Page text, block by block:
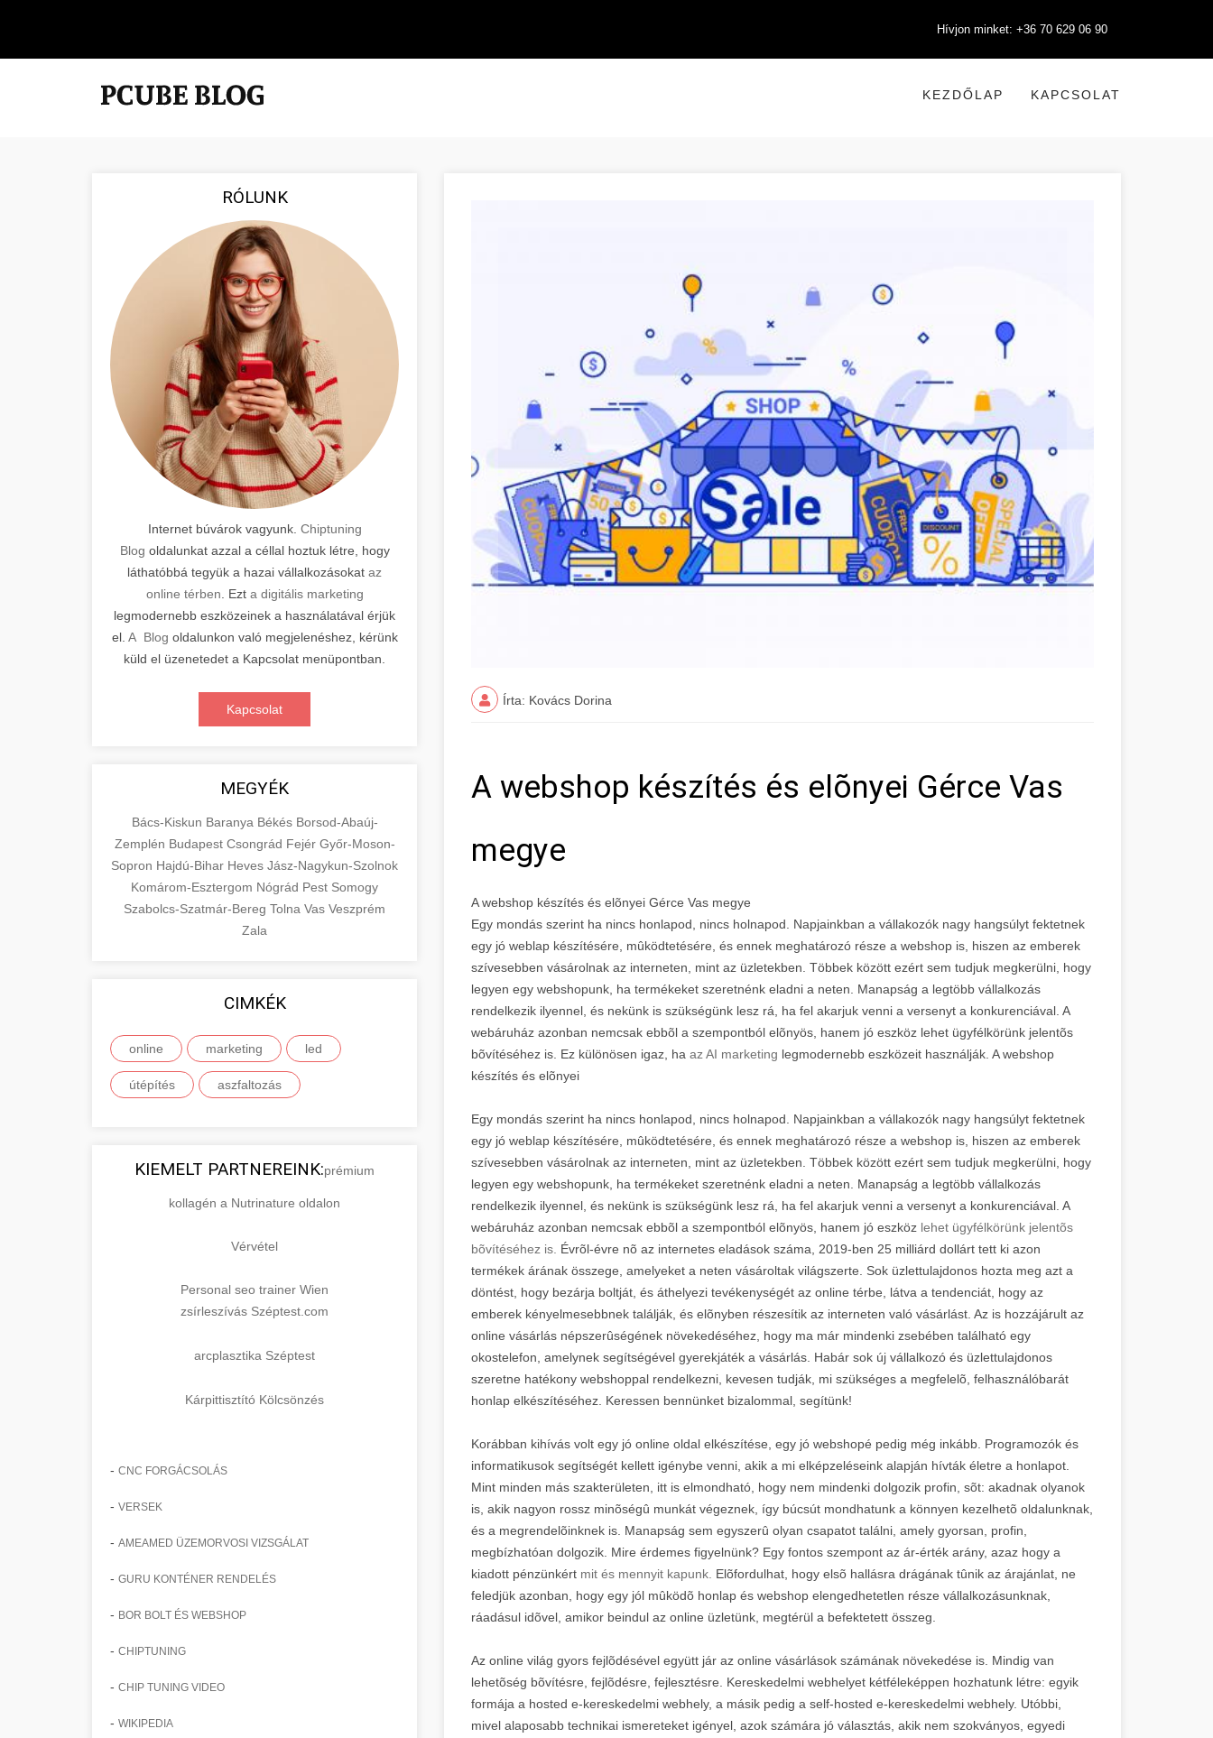
Hívjon minket: +36 70 629 06 90
KEZDŐLAP KAPCSOLAT
RÓLUNK
Internet búvárok vagyunk. Chiptuning
Blog oldalunkat azzal a céllal hoztuk létre, hogy
láthatóbbá tegyük a hazai vállalkozásokat az
online térben . Ezt a digitális marketing
legmodernebb eszközeinek a használatával érjük
el. A Blog oldalunkon való megjelenéshez, kérünk
küld el üzenetedet a Kapcsolat menüpontban.
Kapcsolat
MEGYÉK
Bács-Kiskun Baranya Békés Borsod-Abaúj-
Zemplén Budapest Csongrád Fejér Győr-Moson-
Sopron Hajdú-Bihar Heves Jász-Nagykun-Szolnok
Komárom-Esztergom Nógrád Pest Somogy
Szabolcs-Szatmár-Bereg Tolna Vas Veszprém
Zala
CIMKÉK
online marketing led
útépítés aszfaltozás
KIEMELT PARTNEREINK:prémium
kollagén a Nutrinature oldalon
Vérvétel
Personal seo trainer Wien
zsírleszívás Széptest.com
arcplasztika Széptest
Kárpittisztító Kölcsönzés
- CNC FORGÁCSOLÁS
- VERSEK
- AMEAMED ÜZEMORVOSI VIZSGÁLAT
- GURU KONTÉNER RENDELÉS
- BOR BOLT ÉS WEBSHOP
- CHIPTUNING
- CHIP TUNING VIDEO
- WIKIPEDIA
Írta: Kovács Dorina
A webshop készítés és elõnyei Gérce Vas
megye
A webshop készítés és elõnyei Gérce Vas megye
Egy mondás szerint ha nincs honlapod, nincs holnapod. Napjainkban a vállakozók nagy hangsúlyt fektetnek
egy jó weblap készítésére, mûködtetésére, és ennek meghatározó része a webshop is, hiszen az emberek
szívesebben vásárolnak az interneten, mint az üzletekben. Többek között ezért sem tudjuk megkerülni, hogy
legyen egy webshopunk, ha termékeket szeretnénk eladni a neten. Manapság a legtöbb vállalkozás
rendelkezik ilyennel, és nekünk is szükségünk lesz rá, ha fel akarjuk venni a versenyt a konkurenciával. A
webáruház azonban nemcsak ebbõl a szempontból elõnyös, hanem jó eszköz lehet ügyfélkörünk jelentõs
bõvítéséhez is. Ez különösen igaz, ha az AI marketing legmodernebb eszközeit használják. A webshop
készítés és elõnyei
Egy mondás szerint ha nincs honlapod, nincs holnapod. Napjainkban a vállakozók nagy hangsúlyt fektetnek
egy jó weblap készítésére, mûködtetésére, és ennek meghatározó része a webshop is, hiszen az emberek
szívesebben vásárolnak az interneten, mint az üzletekben. Többek között ezért sem tudjuk megkerülni, hogy
legyen egy webshopunk, ha termékeket szeretnénk eladni a neten. Manapság a legtöbb vállalkozás
rendelkezik ilyennel, és nekünk is szükségünk lesz rá, ha fel akarjuk venni a versenyt a konkurenciával. A
webáruház azonban nemcsak ebbõl a szempontból elõnyös, hanem jó eszköz lehet ügyfélkörünk jelentõs
bõvítéséhez is. Évrõl-évre nõ az internetes eladások száma, 2019-ben 25 milliárd dollárt tett ki azon
termékek árának összege, amelyeket a neten vásároltak világszerte. Sok üzlettulajdonos hozta meg azt a
döntést, hogy bezárja boltját, és áthelyezi tevékenységét az online térbe, látva a tendenciát, hogy az
emberek kényelmesebbnek találják, és elõnyben részesítik az interneten való vásárlást. Az is hozzájárult az
online vásárlás népszerûségének növekedéséhez, hogy ma már mindenki zsebében található egy
okostelefon, amelynek segítségével gyerekjáték a vásárlás. Habár sok új vállalkozó és üzlettulajdonos
szeretne hatékony webshoppal rendelkezni, kevesen tudják, mi szükséges a megfelelõ, felhasználóbarát
honlap elkészítéséhez. Keressen bennünket bizalommal, segítünk!
Korábban kihívás volt egy jó online oldal elkészítése, egy jó webshopé pedig még inkább. Programozók és
informatikusok segítségét kellett igénybe venni, akik a mi elképzeléseink alapján hívták életre a honlapot.
Mint minden más szakterületen, itt is elmondható, hogy nem mindenki dolgozik profin, sõt: akadnak olyanok
is, akik nagyon rossz minõségû munkát végeznek, így búcsút mondhatunk a könnyen kezelhetõ oldalunknak,
és a megrendelõinknek is. Manapság sem egyszerû olyan csapatot találni, amely gyorsan, profin,
megbízhatóan dolgozik. Mire érdemes figyelnünk? Egy fontos szempont az ár-érték arány, azaz hogy a
kiadott pénzünkért mit és mennyit kapunk. Elõfordulhat, hogy elsõ hallásra drágának tûnik az árajánlat, ne
feledjük azonban, hogy egy jól mûködõ honlap és webshop elengedhetetlen része vállalkozásunknak,
ráadásul idõvel, amikor beindul az online üzletünk, megtérül a befektetett összeg.
Az online világ gyors fejlõdésével együtt jár az online vásárlások számának növekedése is. Mindig van
lehetõség bõvítésre, fejlõdésre, fejlesztésre. Kereskedelmi webhelyet kétféleképpen hozhatunk létre: egyik
formája a hosted e-kereskedelmi webhely, a másik pedig a self-hosted e-kereskedelmi webhely. Utóbbi,
mivel alaposabb technikai ismereteket igényel, azok számára jó választás, akik nem szokványos, egyedi